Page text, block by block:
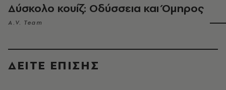
Δύσκολο κουίζ: Οδύσσεια και Όμηρος
A.V. Team
ΔΕΙΤΕ ΕΠΙΣΗΣ